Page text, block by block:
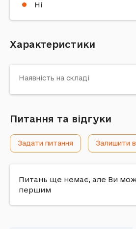
Ні
Характеристики
Наявність на складі
Питання та відгуки
Задати питання Залишити
Питань ще немає, але Ви
першим